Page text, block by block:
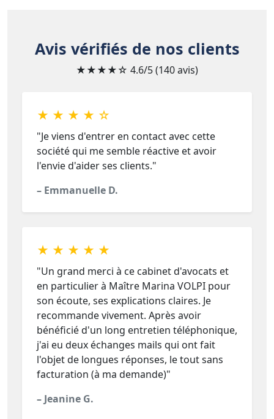
Avis vérifiés de nos clients
★★★★☆ 4.6/5 (140 avis)
★ ★ ★ ★ ☆
"Je viens d'entrer en contact avec cette
société qui me semble réactive et avoir
l'envie d'aider ses clients."
– Emmanuelle D.
★ ★ ★ ★ ★
"Un grand merci à ce cabinet d'avocats et
en particulier à Maître Marina VOLPI pour
son écoute, ses explications claires. Je
recommande vivement. Après avoir
bénéficié d'un long entretien téléphonique,
j'ai eu deux échanges mails qui ont fait
l'objet de longues réponses, le tout sans
facturation (à ma demande)"
– Jeanine G.